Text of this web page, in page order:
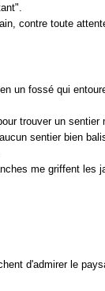
contre toute
un fossé qui
trouver un sentier
sentier bien
me griffent les
d'admirer le